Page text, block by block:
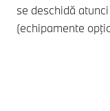
se deschidă
(echipamente